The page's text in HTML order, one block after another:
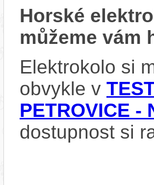
Horské
můžeme vám
Elektrokolo si
obvykle v
PETROVICE -
dostupnost si